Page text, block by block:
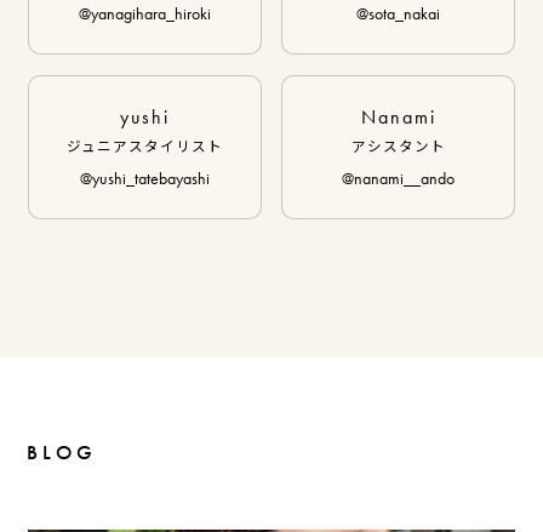
@yanagihara_hiroki @sota_nakai
yushi
ジュニアスタイリスト
@yushi_tatebayashi
Nanami
アシスタント
@nanami__ando
BLOG